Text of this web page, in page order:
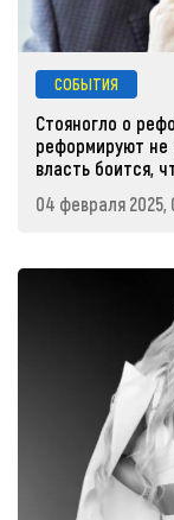
СОБЫТИЯ
Стояногло о
реформируют не
власть боится,
04 февраля 2025,